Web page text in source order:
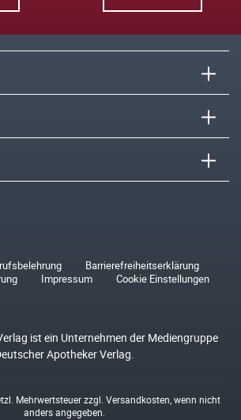
Barrierefreiheitserklärung
Impressum Cookie Einstellungen
ist ein Unternehmen der Mediengruppe
Apotheker Verlag.
Mehrwertsteuer zzgl. Versandkosten , wenn nicht
anders angegeben.